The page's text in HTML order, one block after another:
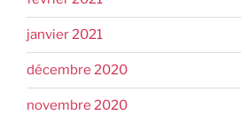
janvier 2021
décembre 2020
novembre 2020